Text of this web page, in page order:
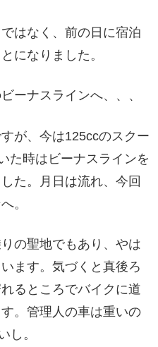
はなく、前の日に宿泊
になりました。
ーナスラインへ、、、
が、今は125ccのスクー
た時はビーナスラインを
た。月日は流れ、今回
。
の聖地でもあり、やは
ます。気づくと真後ろ
るところでバイクに道
。管理人の車は重いの
し。